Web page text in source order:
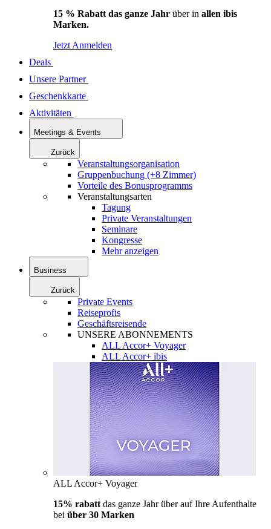
15 % Rabatt das ganze Jahr über in allen ibis
Marken.
Jetzt Anmelden
Deals
Unsere Partner
Geschenkkarte
Aktivitäten
Meetings & Events
Zurück
Veranstaltungsorganisation
Gruppenbuchung (+8 Zimmer)
Vorteile des Bonusprogramms
Veranstaltungsarten
Tagung
Private Veranstaltungen
Seminare
Kongresse
Mehr anzeigen
Business
Zurück
Private Events
Reiseprofis
Geschäftsreisende
UNSERE ABONNEMENTS
ALL Accor+ Voyager
ALL Accor+ ibis
ALL Accor+ Voyager
15% rabatt das ganze Jahr über auf Ihre Aufenthalte
bei über 30 Marken